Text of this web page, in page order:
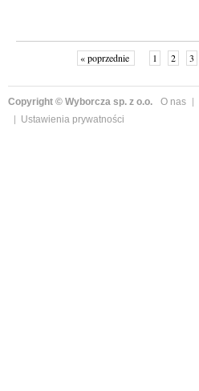
« poprzednie 1 2 3
Copyright © Wyborcza sp. z o.o. O nas
Ustawienia prywatności